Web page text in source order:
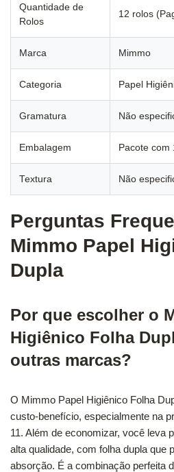
Quantidade de
Rolos
12 rolos
Marca Mimmo
Categoria Papel
Gramatura Não
Embalagem Pacote com
Textura Não
Perguntas
Mimmo Papel
Dupla
Por que escolher o
Higiênico Folha
outras marcas?
O Mimmo Papel Higiênico Folha
custo-benefício, especialmente na
11. Além de economizar, você leva
alta qualidade, com folha dupla que
absorção. É a combinação perfeita